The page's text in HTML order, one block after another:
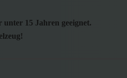
15 Jahren geeignet.